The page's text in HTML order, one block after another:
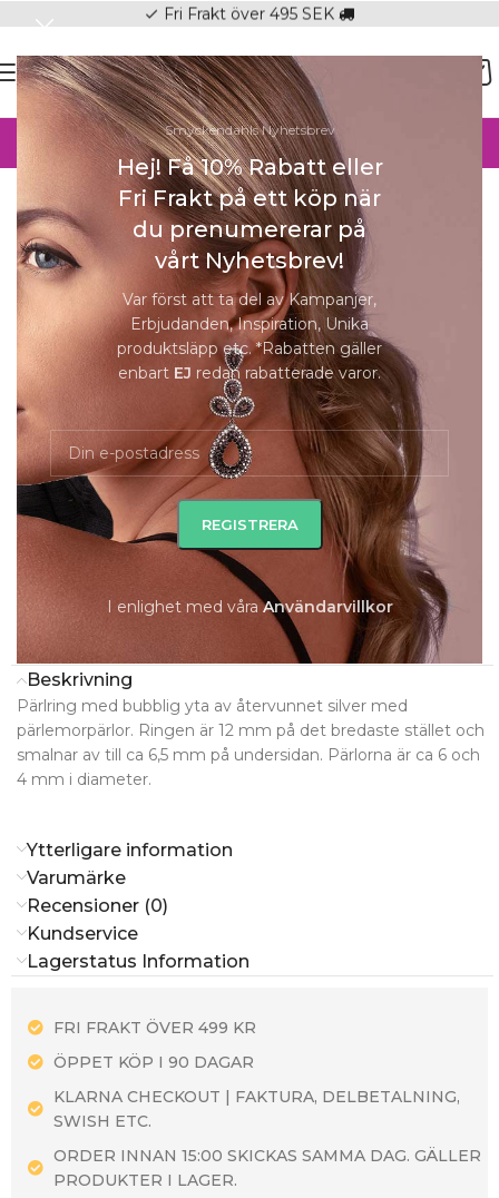
Smyckendahls Nyhetsbrev
Hej! Få 10% Rabatt eller
Fri Frakt på ett köp när
du prenumererar på
vårt Nyhetsbrev!
Var först att ta del av Kampanjer,
Erbjudanden, Inspiration, Unika
produktsläpp etc. *Rabatten gäller
enbart EJ redan rabatterade varor.
I enlighet med våraAnvändarvillkor
Fri Frakt över 495 SEK
SOMMAR-REA HOS SMYCKENDAHLS,
UPP TILL 25%
Ringar Online/Ringar Dam
SOLD
OUT
Förstora
CU Jewellery – Pearl bubble ring, silver
RINGSTORLEK
- LÄGG TILL I VARUKORG
Beskrivning
Pärlring med bubblig yta av återvunnet silver med
pärlemorpärlor. Ringen är 12 mm på det bredaste stället och
smalnar av till ca 6,5 mm på undersidan. Pärlorna är ca 6 och
4 mm i diameter.
Ytterligare information
Varumärke
Recensioner (0)
Kundservice
Lagerstatus Information
FRI FRAKT ÖVER 499 KR
ÖPPET KÖP I 90 DAGAR
KLARNA CHECKOUT | FAKTURA, DELBETALNING,
SWISH ETC.
ORDER INNAN 15:00 SKICKAS SAMMA DAG. GÄLLER
PRODUKTER I LAGER.